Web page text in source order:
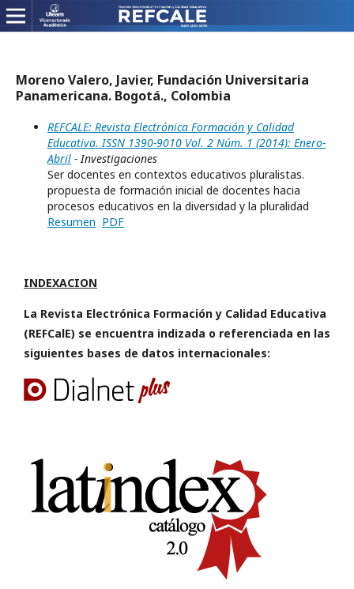
Moreno Valero, Javier, Fundación Universitaria
Panamericana. Bogotá., Colombia
REFCALE: Revista Electrónica Formación y Calidad
Educativa. ISSN 1390-9010 Vol. 2 Núm. 1 (2014): Enero-
Abril - Investigaciones
Ser docentes en contextos educativos pluralistas.
propuesta de formación inicial de docentes hacia
procesos educativos en la diversidad y la pluralidad
Resumen PDF
INDEXACION
La Revista Electrónica Formación y Calidad Educativa
(REFCalE) se encuentra indizada o referenciada en las
siguientes bases de datos internacionales: